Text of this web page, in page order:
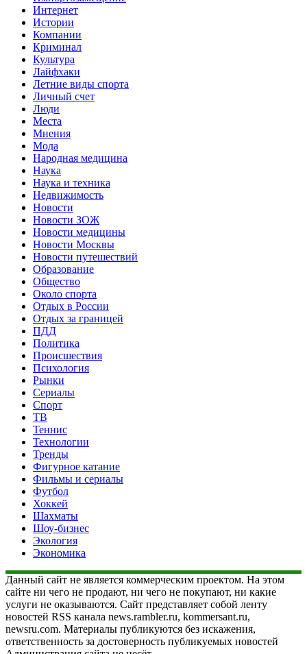
Интернет
Истории
Компании
Криминал
Культура
Лайфхаки
Летние виды спорта
Личный счет
Люди
Места
Мнения
Мода
Народная медицина
Наука
Наука и техника
Недвижимость
Новости
Новости ЗОЖ
Новости медицины
Новости Москвы
Новости путешествий
Образование
Общество
Около спорта
Отдых в России
Отдых за границей
ПДД
Политика
Происшествия
Психология
Рынки
Сериалы
Спорт
ТВ
Теннис
Технологии
Тренды
Фигурное катание
Фильмы и сериалы
Футбол
Хоккей
Шахматы
Шоу-бизнес
Экология
Экономика
Данный сайт не является коммерческим проектом. На этом
сайте ни чего не продают, ни чего не покупают, ни какие
услуги не оказываются. Сайт представляет собой ленту
новостей RSS канала news.rambler.ru, kommersant.ru,
newsru.com. Материалы публикуются без искажения,
ответственность за достоверность публикуемых новостей